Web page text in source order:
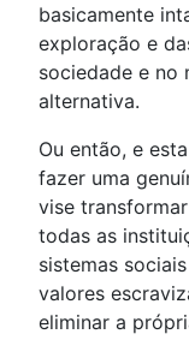
basicamente
exploração e
sociedade e no
alternativa.
Ou então, e
fazer uma
vise
todas as
sistemas
valores
eliminar a